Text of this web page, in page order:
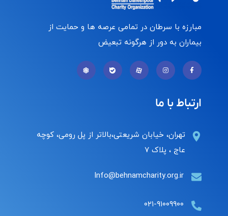
مبارزه با سرطان در تمامی عرصه ها و حمایت از
بیماران به دور از هرگونه تبعیض
ارتباط با ما
تهران، خیابان شریعتی،بالاتر از پل رومی، کوچه
عاج ، پلاک ۷
Info@behnamcharity.org.ir
۰۲۱-۹۱۰۰۹۹۰۰